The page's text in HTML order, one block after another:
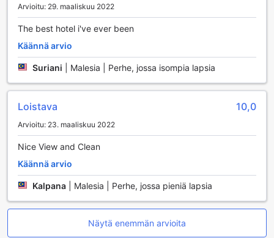
Arvioitu: 29. maaliskuu 2022
The best hotel i've ever been
Käännä arvio
Suriani Malesia | Perhe, jossa isompia lapsia
Loistava 10,0
Arvioitu: 23. maaliskuu 2022
Nice View and Clean
Käännä arvio
Kalpana Malesia | Perhe, jossa pieniä lapsia
Näytä enemmän arvioita